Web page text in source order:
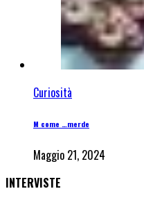
Curiosità
M come …merde
Maggio 21, 2024
INTERVISTE